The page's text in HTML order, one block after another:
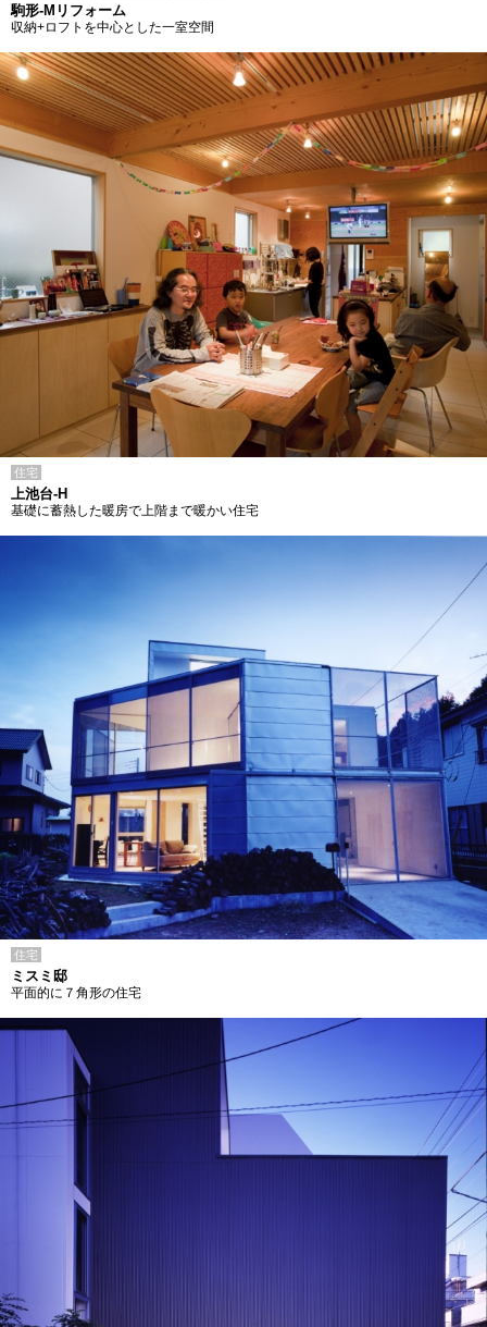
駒形-Mリフォーム
収納+ロフトを中心とした一室空間
住宅
上池台-H
基礎に蓄熱した暖房で上階まで暖かい住宅
住宅
ミスミ邸
平面的に７角形の住宅